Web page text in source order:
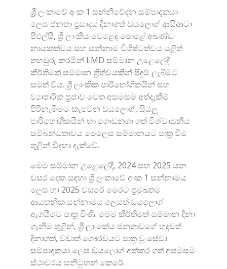
ශ්‍රී ලංකාවේ අංක 1 සන්නිවේදන සම්පාදකයා
ලෙස ජනතා ප්‍රසාදය දිනාගත් ඩයලොග් ආසිආටා
පීඑල්සී, ශ්‍රී ලාංකීය වෙළෙඳ පොළේ අඛණ්ඩ
නායකත්වය සහ සන්නාම විශිෂ්ටත්වය යළිත්
තහවුරු කරමින් LMD සම්මාන උළෙලේදී
කීර්තිමත් සම්මාන ත්‍රිත්වයකින් පිදුම් ලැබීමට
සමත් විය. ශ්‍රී ලාංකික පාරිභෝගිකයින් සහ
ව්‍යාපාරික ප්‍රජාව වෙත අසමසම අත්දැකීම්
පිරිනැමීමට කැපවන ඩයලොග්, සියලු
පාරිභෝගිකයින් හා ගොඩනගා ගත් විශ්වාසනීය
සම්බන්ධතාවය මෙලෙස සම්මානයට පාත්‍ර වීම
තුළින් විදහා දැක්වේ.
මෙම සම්මාන උළෙලේදී, 2024 සහ 2025 යන
වසර දෙක සඳහා ශ්‍රී ලංකාවේ අංක 1 සන්නාමය
ලෙස හා 2025 වසරේ මෙරට ප්‍රමුඛතම
ආයතනික සන්නාමය ලෙසත් ඩයලොග්
ඇගයීමට පාත්‍ර විණි. මෙම කීර්තිමත් සම්මාන දිනා
ගැනීම තුළින්, ශ්‍රී ලාංකේය ජනතාවගේ හදවත්
දිනාගත්, වඩාත් ගෞරවයට පාත්‍ර වූ සේවා
සම්පාදකයා ලෙස ඩයලොග් අත්කර ගත් අසමසම
ස්ථාවරය සනිටුහන් කෙරේ.